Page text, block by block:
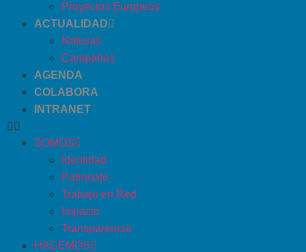
Proyectos Europeos
ACTUALIDAD
Noticias
Campañas
AGENDA
COLABORA
INTRANET
SOMOS
Identidad
Patronato
Trabajo en Red
Impacto
Transparencia
HACEMOS